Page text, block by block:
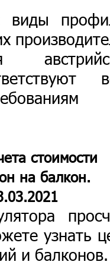
виды
стоимости
на балкон.
узнать
и